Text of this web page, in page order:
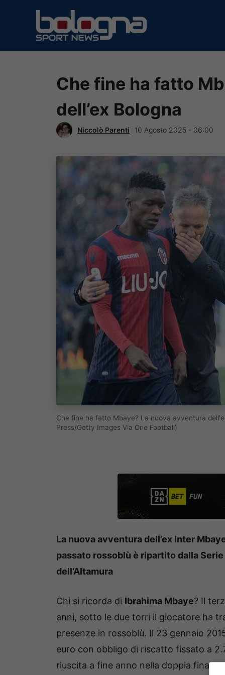
contenuto
Che fine ha fatto
dell’ex Bologna
Niccolò Parenti 10 Agosto 2025 - 06:00
Che fine ha fatto Mbaye? La nuova avventura
Press/Getty Images Via One Football)
La nuova avventura dell’ex Inter
passato rossoblù è ripartito dalla
dell’Altamura
Chi si ricorda di Ibrahima Mbaye? Il
anni, sotto le due torri il giocatore ha
presenze in rossoblù. Il 23 gennaio
euro con obbligo di riscatto fissato a
riuscita a fine anno nella doppia finale